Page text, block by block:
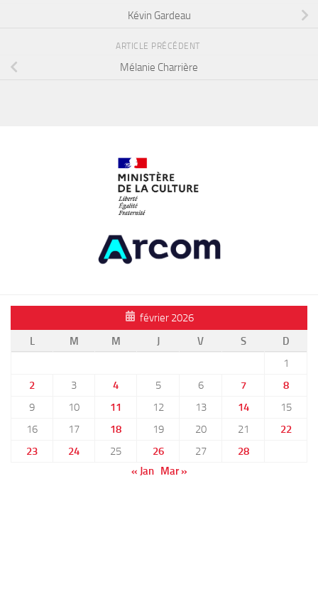
Kévin Gardeau
ARTICLE PRÉCÉDENT
Mélanie Charrière
février 2026
L
M M J V S
D
1
2
3 4 5 6 7
8
9
10 11 12 13 14
15
16
17 18 19 20 21
22
23
24 25 26 27
28
« Jan Mar »